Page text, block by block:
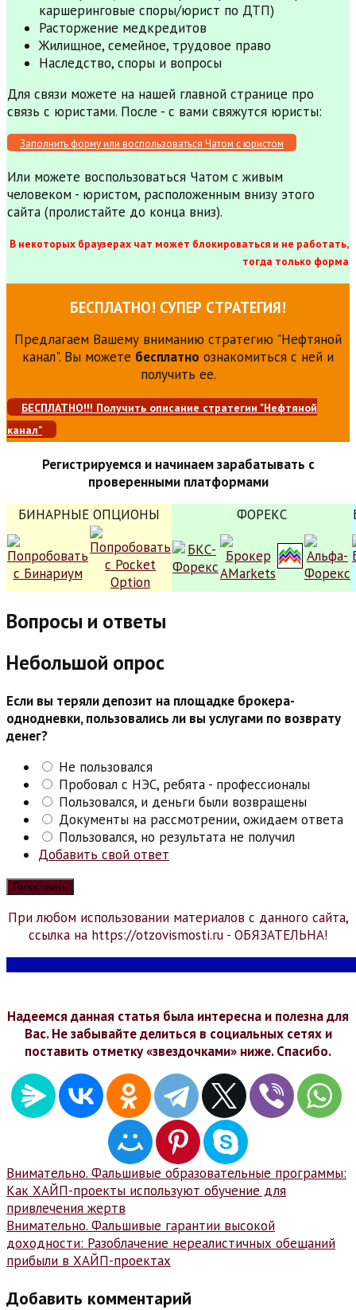
каршеринговые споры/юрист по ДТП)
Расторжение медкредитов
Жилищное, семейное, трудовое право
Наследство, споры и вопросы
Для связи можете на нашей главной странице про
связь с юристами. После - с вами свяжутся юристы:
Заполнить форму или воспользоваться Чатом с юристом
Или можете воспользоваться Чатом с живым
человеком - юристом, расположенным внизу этого
сайта (пролистайте до конца вниз).
В некоторых браузерах чат может блокироваться и не работать,
тогда только форма
БЕСПЛАТНО! СУПЕР СТРАТЕГИЯ!
Предлагаем Вашему вниманию стратегию "Нефтяной
канал". Вы можете бесплатно ознакомиться с ней и
получить ее.
БЕСПЛАТНО!!! Получить описание стратегии "Нефтяной
канал"
Регистрируемся и начинаем зарабатывать с
проверенными платформами
БИНАРНЫЕ ОПЦИОНЫ
ФОРЕКС
Вопросы и ответы
Небольшой опрос
Если вы теряли депозит на площадке брокера-
однодневки, пользовались ли вы услугами по возврату
денег?
Не пользовался
Пробовал с НЭС, ребята - профессионалы
Пользовался, и деньги были возвращены
Документы на рассмотрении, ожидаем ответа
Пользовался, но результата не получил
Добавить свой ответ
При любом использовании материалов с данного сайта,
ссылка на https://otzovismosti.ru - ОБЯЗАТЕЛЬНА!
Надеемся данная статья была интересна и полезна для
Вас. Не забывайте делиться в социальных сетях и
поставить отметку «звездочками» ниже. Спасибо.
Навигация
по
записям
Внимательно. Фальшивые образовательные программы:
Как ХАЙП-проекты используют обучение для
привлечения жертв
Внимательно. Фальшивые гарантии высокой
доходности: Разоблачение нереалистичных обещаний
прибыли в ХАЙП-проектах
Добавить комментарий